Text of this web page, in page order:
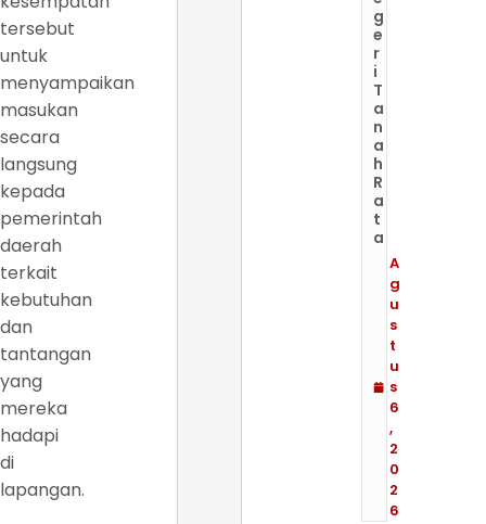
tersebut
untuk
menyampaikan
masukan
secara
langsung
kepada
pemerintah
daerah
terkait
kebutuhan
dan
tantangan
yang
mereka
hadapi
di
lapangan.
g
e
r
i
T
a
n
a
h
R
a
t
a
A
g
u
s
t
u
s
6
,
2
0
2
6